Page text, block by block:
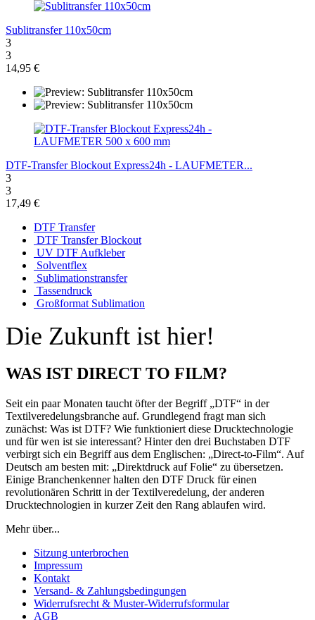
Sublitransfer 110x50cm
3
3
14,95 €
DTF-Transfer Blockout Express24h - LAUFMETER...
3
3
17,49 €
DTF Transfer
DTF Transfer Blockout
UV DTF Aufkleber
Solventflex
Sublimationstransfer
Tassendruck
Großformat Sublimation
Die Zukunft ist hier!
WAS IST DIRECT TO FILM?
Seit ein paar Monaten taucht öfter der Begriff „DTF“ in der
Textilveredelungsbranche auf. Grundlegend fragt man sich
zunächst: Was ist DTF? Wie funktioniert diese Drucktechnologie
und für wen ist sie interessant? Hinter den drei Buchstaben DTF
verbirgt sich ein Begriff aus dem Englischen: „Direct-to-Film“. Auf
Deutsch am besten mit: „Direktdruck auf Folie“ zu übersetzen.
Einige Branchenkenner halten den DTF Druck für einen
revolutionären Schritt in der Textilveredelung, der anderen
Drucktechnologien in kurzer Zeit den Rang ablaufen wird.
Mehr über...
Sitzung unterbrochen
Impressum
Kontakt
Versand- & Zahlungsbedingungen
Widerrufsrecht & Muster-Widerrufsformular
AGB